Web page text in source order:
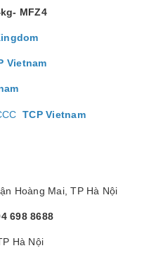
MFZ4
Vietnam
TCP Vietnam
Hoàng Mai, TP Hà Nội
698 8688
Hà Nội